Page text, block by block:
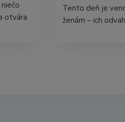
otvára
Tento deň je
ženám – ich